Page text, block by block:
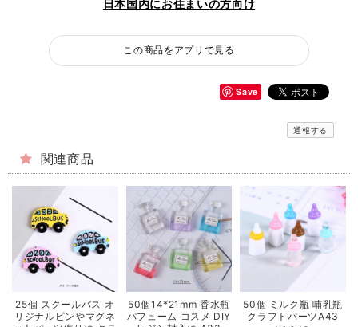
日本国内にお住まいの方向け
この商品をアプリで見る
Save
通報する
関連商品
25個 スクールバス オ
リジナルピンやマグネ
50個14*21mm 香水瓶
パフューム コスメ DIY
50個 ミルク瓶 哺乳瓶
クラフトパーツA43